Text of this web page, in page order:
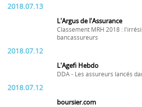
2018.07.13
L'Argus de l'Assurance
Classement MRH 2018 :
bancassureurs
2018.07.12
L'Agefi Hebdo
DDA - Les assureurs lancés
2018.07.12
boursier.com